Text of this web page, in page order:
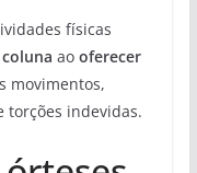
físicas
ao oferecer
movimentos,
torções indevidas.